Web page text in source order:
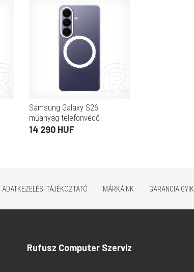
Samsung Galaxy S26
műanyag telefonvédő
(mágneses) ÁTLÁTSZÓ
14 290 HUF
ADATKEZELÉSI TÁJÉKOZTATÓ MÁRKÁINK GARANCIA GYIK
Rufusz Computer Szerviz